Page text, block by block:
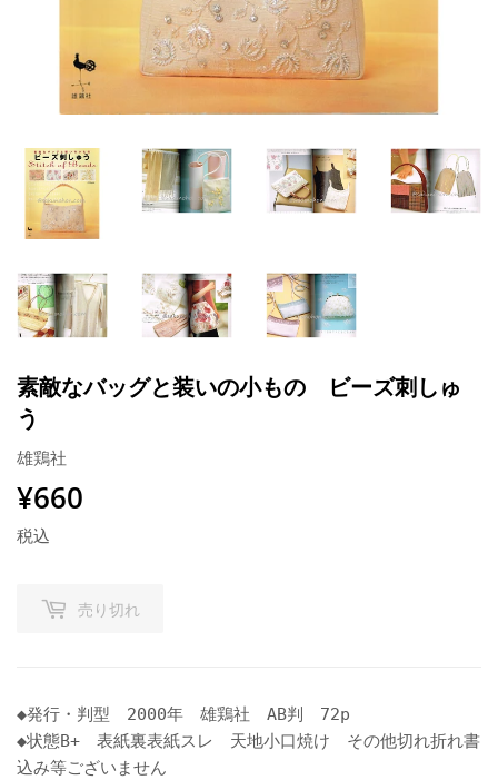
素敵なバッグと装いの小もの ビーズ刺しゅ
う
雄鶏社
¥660
税込
売り切れ
◆発行・判型 2000年 雄鶏社 AB判 72p
◆状態B+ 表紙裏表紙スレ 天地小口焼け その他切れ折れ書
込み等ございません